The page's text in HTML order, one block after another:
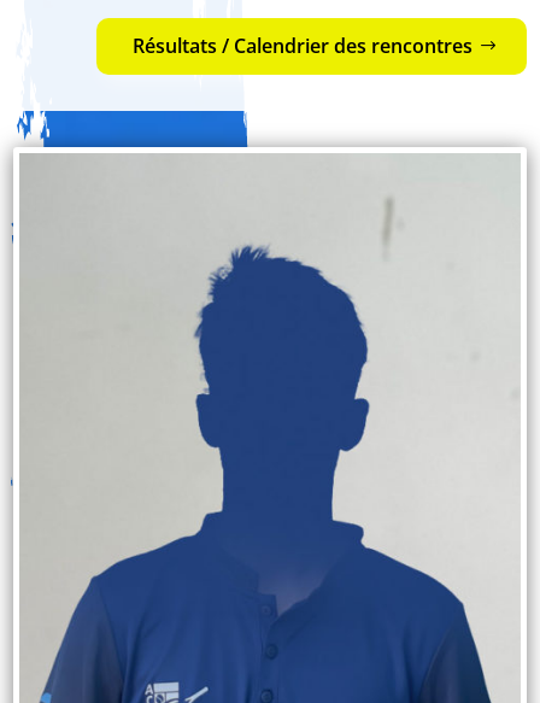
Résultats / Calendrier des rencontres